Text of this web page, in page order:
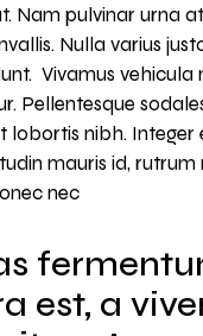
Nam pulvinar urna
Nulla varius
Vivamus vehicula
Pellentesque
lobortis nibh. Integer
mauris id, rutrum
nec
est, a